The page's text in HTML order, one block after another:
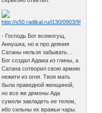
- Господь Бог всемогущ,
Аннушка, но и про деяния
Сатаны нельзя забывать…
Бог создал Адама из глины, а
Сатана сотворил свою армию
нежити из огня. Твоя мать
была праведной женщиной,
но все же демоны Ада
сумели завладеть ее телом,
ибо сильны их вражьи чары.